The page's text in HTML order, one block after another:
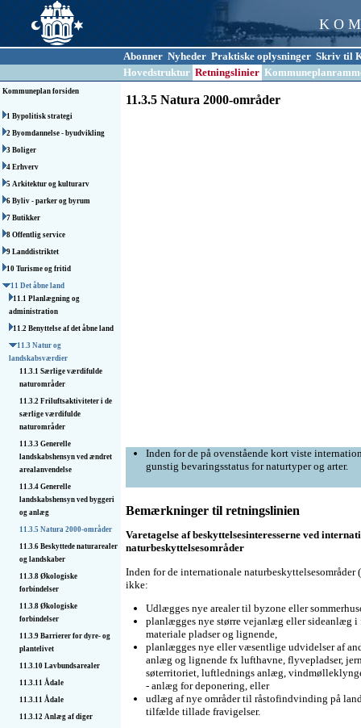
K O
Abonner Nyheder Praktiske oplysninger Skriv til
Hovedstruktur Retningslinier
Kommuneplan forsiden
1 Bypolitisk strategi
2 Byomdannelse - byudvikling
3 Boliger
4 Erhverv
5 Arkitektur og kulturarv
6 Byliv - parker og byrum
7 Butikker
8 Offentlig service
9 Landdistriktet
10 Turisme og fritid
11 Det åbne land
11.1 Planlægning og
administration
11.2 Benyttelse af det åbne land
11.3 Natur og
landskabsværdier
11.3.1 Særlige værdifulde
naturområder
11.3.2 Friluftsaktiviteter i de
særlige værdifulde
naturområder
11.3.3 Generelle
landskabshensyn ved ændret
arealanvendelse
11.3.4 Generelle
landskabshensyn ved byggeri
og anlæg
11.3.5 Natura 2000-områder
11.3.6 Beskyttede naturarealer
og landskaber
11.3.8 Økologiske
forbindelser
11.3.8 Økologiske
forbindelser
11.3.9 Barrierer for dyre- og
plantelivet
11.3.10 Lavbundsarealer
11.3.11 Ådale
11.3.11 Ådale
11.3.12 Anlæg af diger
11.3.5 Natura 2000-områder
Inden for de på ovenstående kort viste
gunstig bevaringsstatus for naturtyper og arter.
Bemærkninger til retningslinien
Varetagelse af beskyttelsesinteresserne ved
naturbeskyttelsesområder
Inden for de internationale naturbeskyttelsesområder
ikke:
Udlægges nye arealer til byzone eller
planlægges nye større vejanlæg eller sideanlæg i
materiale pladser og lignende,
planlægges nye eller væsentlige udvidelser af
anlæg og lignende fx lufthavne, flyvepladser,
søterritoriet, luftlednings anlæg,
- anlæg for deponering, eller
udlæg af nye områder til råstofindvinding på
tilfælde tillade fravigelser.